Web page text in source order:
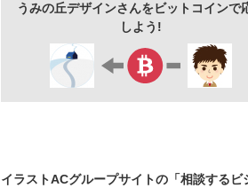
うみの丘デザインさんをビットコインで
しよう!
イラストACグループサイトの「相談する